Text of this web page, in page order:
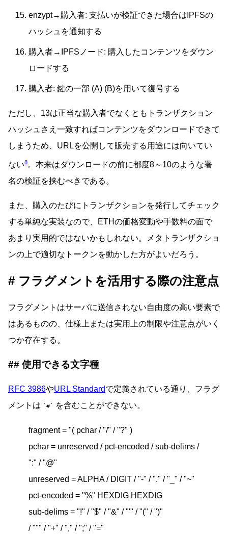
enzypt→購入者: 支払いが検証できた場合はIPFSの
ハッシュを通知する
購入者→IPFSノード: 購入したコンテンツをダウン
ロードする
購入者: 鍵の一部 (A) (B)を用いて復号する
ただし、13は正当な購入者でなくともトランザクション
ハッシュさえ一致すればコンテンツをダウンロードできて
しまうため、URLを公開して販売する用途には向いてい
ない8。本来はダウンロードの前に都度8～10のような署
名の検証を挟むべきである。
また、購入のたびにトランザクションを発行してチェック
する単純な実装なので、ETHの価格変動や手数料の面で
あまり実用的ではないかもしれない。メタトランザクショ
ンの上で適切なトークンを動かした方がよいだろう。
フラグメントを活用する際の注意点
フラグメントはサーバに送信されない自由度の高い要素で
はあるものの、仕様上または実用上の制限や注意点がいく
つか存在する。
使用できる文字種
RFC 3986やURL Standardで定義されている通り、フラグ
メントは
# を含むことができない。
fragment =
( pchar / "/" / "?" )
pchar = unreserved / pct-encoded / sub-delims /
":" / "@"
unreserved = ALPHA / DIGIT / "-" / "." / "_" / "~"
pct-encoded = "%" HEXDIG HEXDIG
sub-delims = "!" / "$" / "&" / "'" / "(" / ")"
/ " " / "+" / "," / ";" / "="